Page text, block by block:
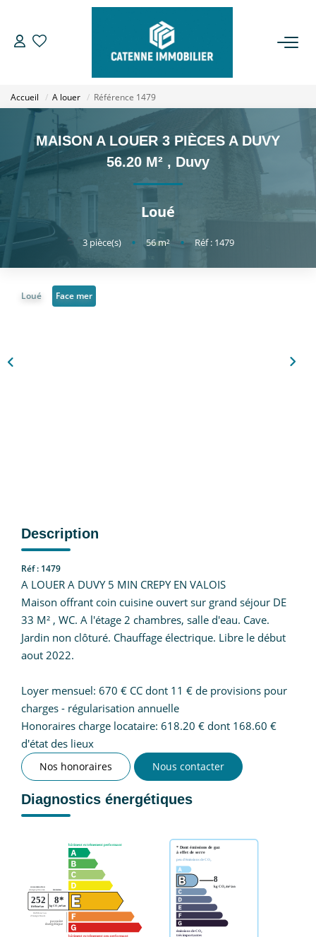
LOUER
ESTIMER
GESTION
NOTRE AGENCE
Accueil A louer Référence 1479
MAISON A LOUER 3 PIÈCES A DUVY
56.20 M² , Duvy
Loué
3pièce(s) • 56m² • Réf : 1479
Loué Face mer
Description
Réf : 1479
A LOUER A DUVY 5 MIN CREPY EN VALOIS
Maison offrant coin cuisine ouvert sur grand séjour DE
33 M² , WC. A l'étage 2 chambres, salle d'eau. Cave.
Jardin non clôturé. Chauffage électrique. Libre le début
aout 2022.
Loyer mensuel: 670 € CC dont 11 € de provisions pour
charges - régularisation annuelle
Honoraires charge locataire: 618.20 € dont 168.60 €
d'état des lieux
Nos honoraires Nous contacter
Diagnostics énergétiques